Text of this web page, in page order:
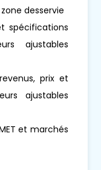
desservie
spécifications
ajustables
prix et
ajustables
et marchés